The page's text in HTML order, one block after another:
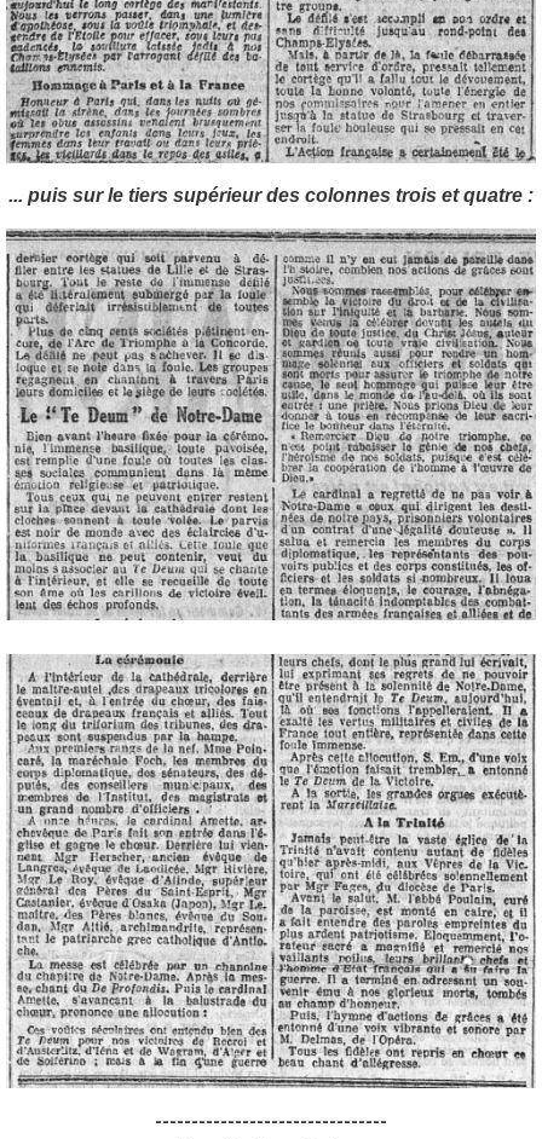
... puis sur le tiers supérieur des colonnes trois et quatre :
--------------------------------